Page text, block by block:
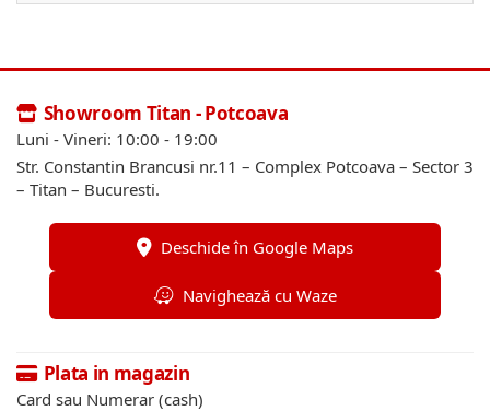
Showroom Titan - Potcoava
Luni - Vineri: 10:00 - 19:00
Str. Constantin Brancusi nr.11 – Complex Potcoava – Sector 3
– Titan – Bucuresti.
Deschide în Google Maps
Navighează cu Waze
Plata in magazin
Card sau Numerar (cash)